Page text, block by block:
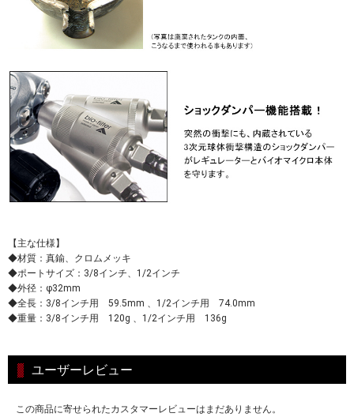
【主な仕様】
◆材質：真鍮、クロムメッキ
◆ポートサイズ：3/8インチ、1/2インチ
◆外径：φ32mm
◆全長：3/8インチ用 59.5mm 、1/2インチ用 74.0mm
◆重量：3/8インチ用 120g 、1/2インチ用 136g
ユーザーレビュー
この商品に寄せられたカスタマーレビューはまだありません。